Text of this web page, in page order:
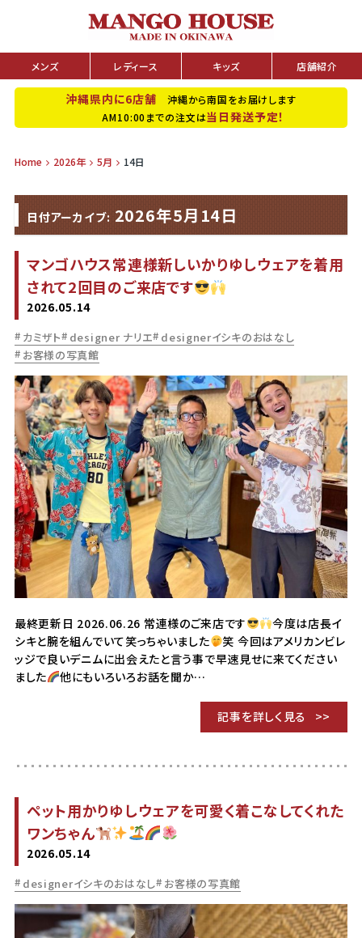
メンズ レディース キッズ 店舗紹介
沖縄県内に6店舗 沖縄から南国をお届けします
AM10:00までの注文は当日発送予定！
Home 2026年 5月 14日
日付アーカイブ: 2026年5月14日
マンゴハウス常連様新しいかりゆしウェアを着用
されて2回目のご来店です
2026.05.14
カミザト designer ナリエ designerイシキのおはなし
お客様の写真館
最終更新日 2026.06.26 常連様のご来店です
今度は店長イ
シキと腕を組んでいて笑っちゃいました
笑 今回はアメリカンビレ
ッジで良いデニムに出会えたと言う事で早速見せに来てください
ました
他にもいろいろお話を聞か…
記事を詳しく見る
ペット用かりゆしウェアを可愛く着こなしてくれた
ワンちゃん
2026.05.14
designerイシキのおはなし お客様の写真館